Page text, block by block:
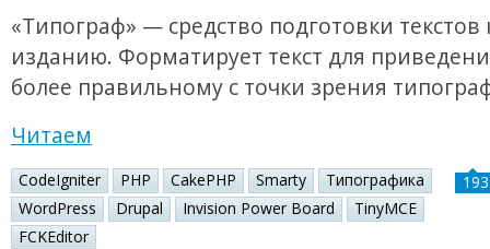
«Типограф» — средство подготовки текстов
изданию. Форматирует текст для
более правильному с точки зрения
Читаем
CodeIgniter PHP CakePHP Smarty
Типографика
WordPress
Drupal Invision Power Board
TinyMCE
FCKEditor